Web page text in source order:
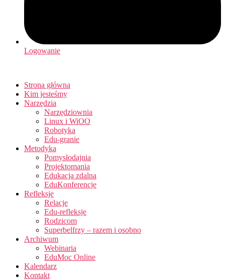
Logowanie
Strona główna
Kim jesteśmy
Narzędzia
Narzędziownia
Linux i WiOO
Robotyka
Edu-granie
Metodyka
Pomysłodajnia
Projektomania
Edukacja zdalna
EduKonferencje
Refleksje
Relacje
Edu-refleksje
Rodzicom
Superbelfrzy – razem i osobno
Archiwum
Webinaria
EduMoc Online
Kalendarz
Kontakt